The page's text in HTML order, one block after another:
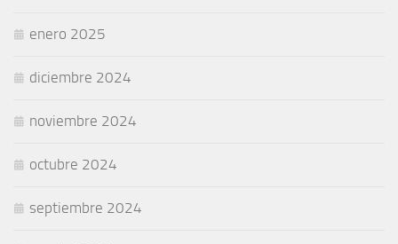
enero 2025
diciembre 2024
noviembre 2024
octubre 2024
septiembre 2024